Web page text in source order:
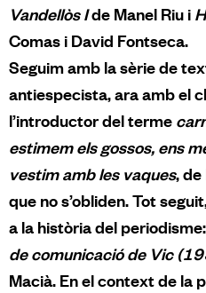
Vandellòs Ide Manel Riu i
Comas i David Fontseca.
Seguim amb la sèrie de
antiespecista, ara amb el
l’introductor del terme
estimem els gossos, ens
vestim amb les vaques,
que no s’obliden. Tot
a la història del periodisme:
de comunicació de Vic
Macià. En el context de la